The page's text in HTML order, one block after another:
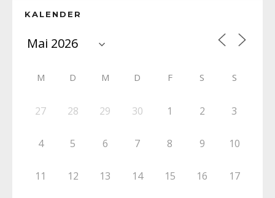
KALENDER
M D M D F S S
27 28 29 30 1 2 3
4 5 6 7 8 9 10
11 12 13 14 15 16 17